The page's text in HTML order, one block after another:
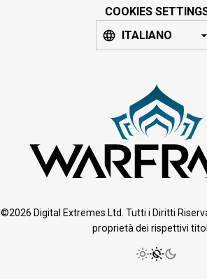
COOKIES
ITALIANO
©2026 Digital Extremes Ltd. Tutti i Diritti
proprietà dei rispettivi